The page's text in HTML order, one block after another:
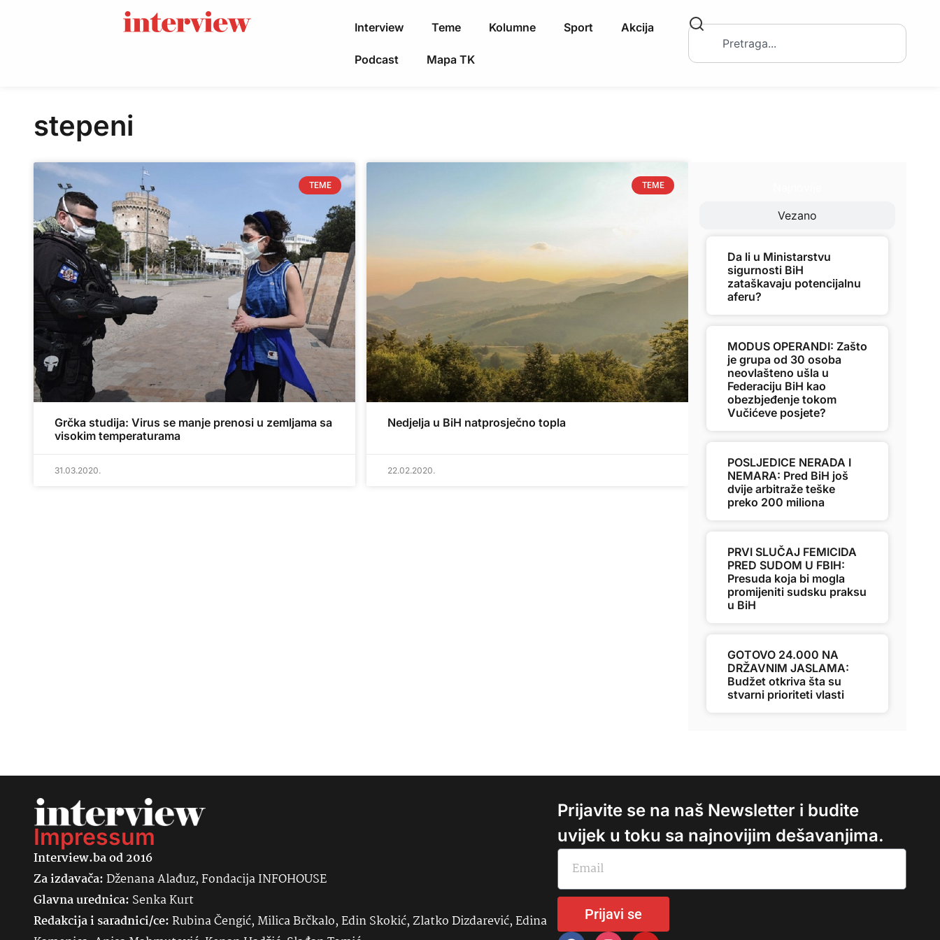
Interview Teme Kolumne Sport Akcija
Podcast Mapa TK
stepeni
TEME
Grčka studija: Virus se manje prenosi u zemljama sa
visokim temperaturama
31.03.2020.
TEME
Nedjelja u BiH natprosječno topla
22.02.2020.
Vezano
Da li u Ministarstvu
sigurnosti BiH
zataškavaju potencijalnu
aferu?
MODUS OPERANDI: Zašto
je grupa od 30 osoba
neovlašteno ušla u
Federaciju BiH kao
obezbjeđenje tokom
Vučićeve posjete?
POSLJEDICE NERADA I
NEMARA: Pred BiH još
dvije arbitraže teške
preko 200 miliona
PRVI SLUČAJ FEMICIDA
PRED SUDOM U FBIH:
Presuda koja bi mogla
promijeniti sudsku praksu
u BiH
GOTOVO 24.000 NA
DRŽAVNIM JASLAMA:
Budžet otkriva šta su
stvarni prioriteti vlasti
Impressum
Interview.ba od 2016
Za izdavača:Dženana Alađuz, Fondacija INFOHOUSE
Glavna urednica: SenkaKurt
Redakcija i saradnici/ce:Rubina Čengić, Milica Brčkalo, Edin Skokić, Zlatko Dizdarević, Edina
Prijavite se na naš Newsletter i budite
uvijek u toku sa najnovijim dešavanjima.
Prijavi se